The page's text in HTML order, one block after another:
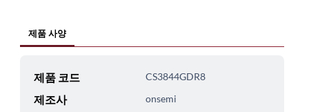
제품 사양
제품 코드 CS3844GDR8
제조사 onsemi